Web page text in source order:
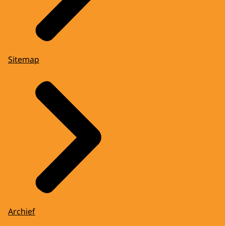
Sitemap
Archief